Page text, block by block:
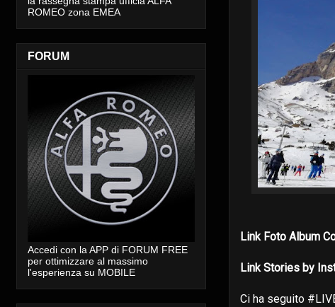
Link Foto Album
Link Stories by
Ci ha seguito
ROMEO zona EMEA
FORUM
Accedi con la APP di FORUM FREE
per ottimizzare al massimo
l'esperienza su MOBILE